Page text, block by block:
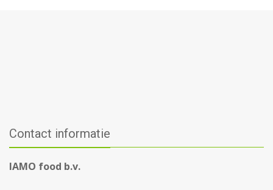
Contact informatie
IAMO food b.v.